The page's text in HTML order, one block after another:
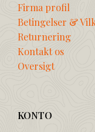
Firma profil
Betingelser &
Returnering
Kontakt os
Oversigt
KONTO